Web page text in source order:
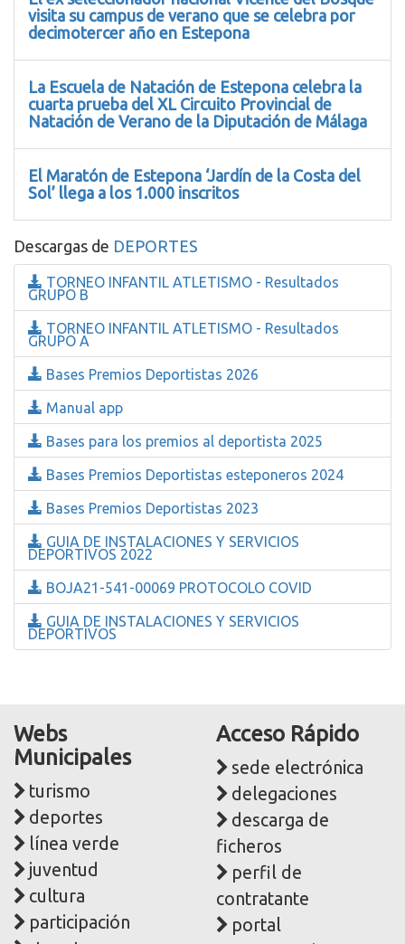
visita su campus de verano que se celebra por
decimotercer año en Estepona
La Escuela de Natación de Estepona celebra la
cuarta prueba del XL Circuito Provincial de
Natación de Verano de la Diputación de Málaga
El Maratón de Estepona ‘Jardín de la Costa del
Sol’ llega a los 1.000 inscritos
Descargas de DEPORTES
TORNEO INFANTIL ATLETISMO - Resultados
GRUPO B
TORNEO INFANTIL ATLETISMO - Resultados
GRUPO A
Bases Premios Deportistas 2026
Manual app
Bases para los premios al deportista 2025
Bases Premios Deportistas esteponeros 2024
Bases Premios Deportistas 2023
GUIA DE INSTALACIONES Y SERVICIOS
DEPORTIVOS 2022
BOJA21-541-00069 PROTOCOLO COVID
GUIA DE INSTALACIONES Y SERVICIOS
DEPORTIVOS
Webs
Municipales
turismo
deportes
línea verde
juventud
cultura
participación
Acceso Rápido
sede electrónica
delegaciones
descarga de
ficheros
perfil de
contratante
portal